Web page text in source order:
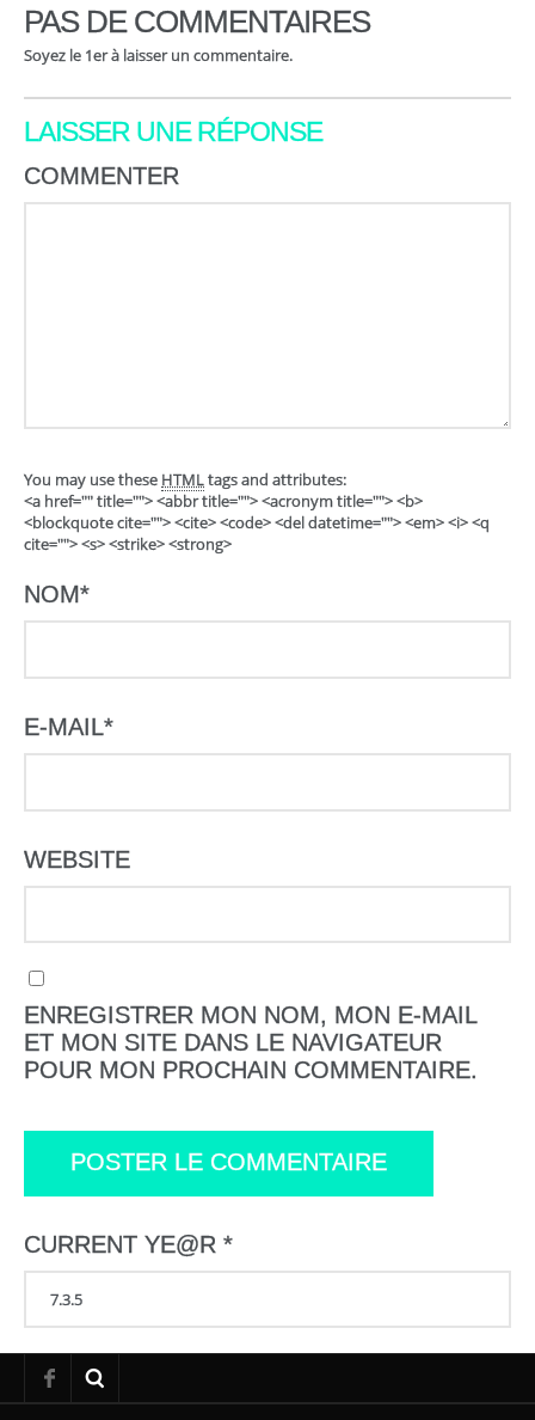
PAS DE COMMENTAIRES
Soyez le 1er à laisser un commentaire.
LAISSER UNE RÉPONSE
COMMENTER
You may use these HTMLtags and attributes:
<a href="" title=""> <abbr title=""> <acronym title=""> <b>
<blockquote cite=""> <cite> <code> <del datetime=""> <em> <i> <q
cite=""> <s> <strike> <strong>
NOM*
E-MAIL*
WEBSITE
ENREGISTRER MON NOM, MON E-MAIL
ET MON SITE DANS LE NAVIGATEUR
POUR MON PROCHAIN COMMENTAIRE.
CURRENT YE@R *